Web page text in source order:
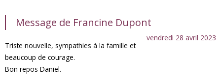
Message de Francine Dupont
vendredi 28 avril 2023
Triste nouvelle, sympathies à la famille et
beaucoup de courage.
Bon repos Daniel.